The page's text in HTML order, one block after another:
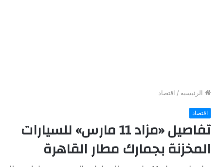
الرئيسية / اقتصاد
اقتصاد
تفاصيل «مزاد 11 مارس» للسيارات
المخزنة بجمارك مطار القاهرة